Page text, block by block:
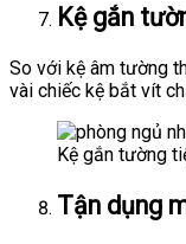
Kệ gắn
So với kệ âm tường
vài chiếc kệ bắt vít
Kệ gắn tường
Tận dụng